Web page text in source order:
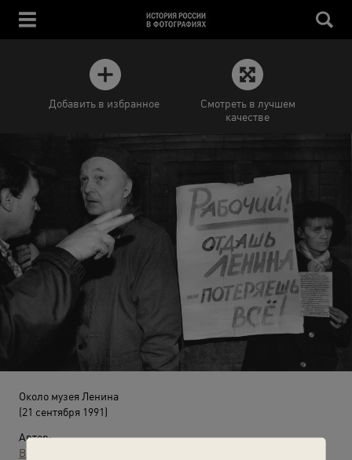
Добавить в избранное
Смотреть в лучшем
качестве
Около музея Ленина
(21 сентября 1991)
Автор:
Владимир Семин